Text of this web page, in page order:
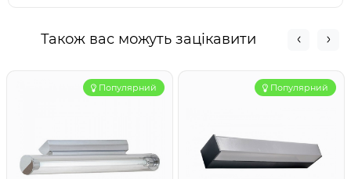
Також вас можуть зацікавити
Популярний Популярний